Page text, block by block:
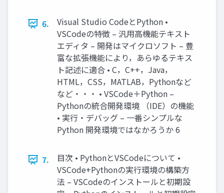
6.
Visual Studio CodeとPython •
VSCodeの特徴 – 汎用高機能テキスト
エディタ – 開発はマイクロソフト – 豊
富な拡張機能により，あらゆるテキス
ト記述に適合 • C，C++，Java，
HTML，CSS，MATLAB，Pythonなど
など・・・ • VSCode＋Python –
Pythonの統合開発環境 （IDE）の機能
• 実行・デバッグ – 一番シンプルな
Python 開発環境ではなかろうか 6
7.
目次 • PythonとVSCodeについて •
VSCode+Pythonの実行環境の構築方
法 – VSCodeのインストールと初期設